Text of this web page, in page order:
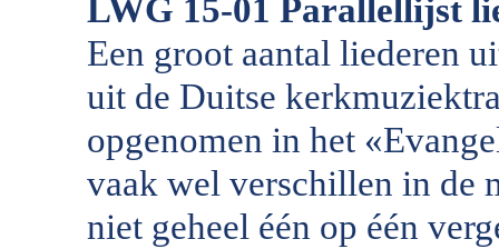
LWG 15-01 Parallellijst
Een groot aantal liederen
uit de Duitse
opgenomen in het
vaak wel verschillen in de
niet geheel één op één